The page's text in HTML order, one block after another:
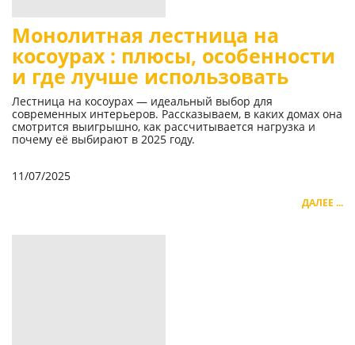
Монолитная лестница на
косоурах : плюсы, особенности
и где лучше использовать
Лестница на косоурах — идеальный выбор для
современных интерьеров. Рассказываем, в каких домах она
смотрится выигрышно, как рассчитывается нагрузка и
почему её выбирают в 2025 году.
11/07/2025
ДАЛЕЕ ...